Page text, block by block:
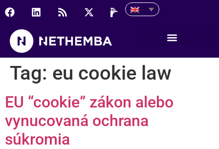
Tag: eu cookie law
EU “cookie” zákon alebo
vynucovaná ochrana
súkromia